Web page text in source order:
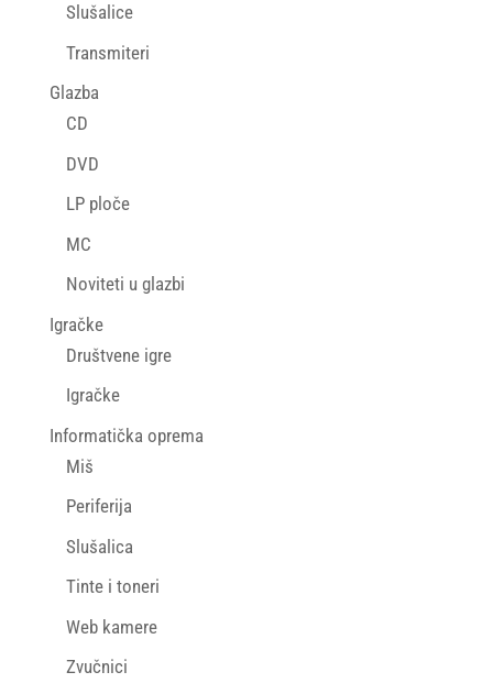
Slušalice
Transmiteri
Glazba
CD
DVD
LP ploče
MC
Noviteti u glazbi
Igračke
Društvene igre
Igračke
Informatička oprema
Miš
Periferija
Slušalica
Tinte i toneri
Web kamere
Zvučnici